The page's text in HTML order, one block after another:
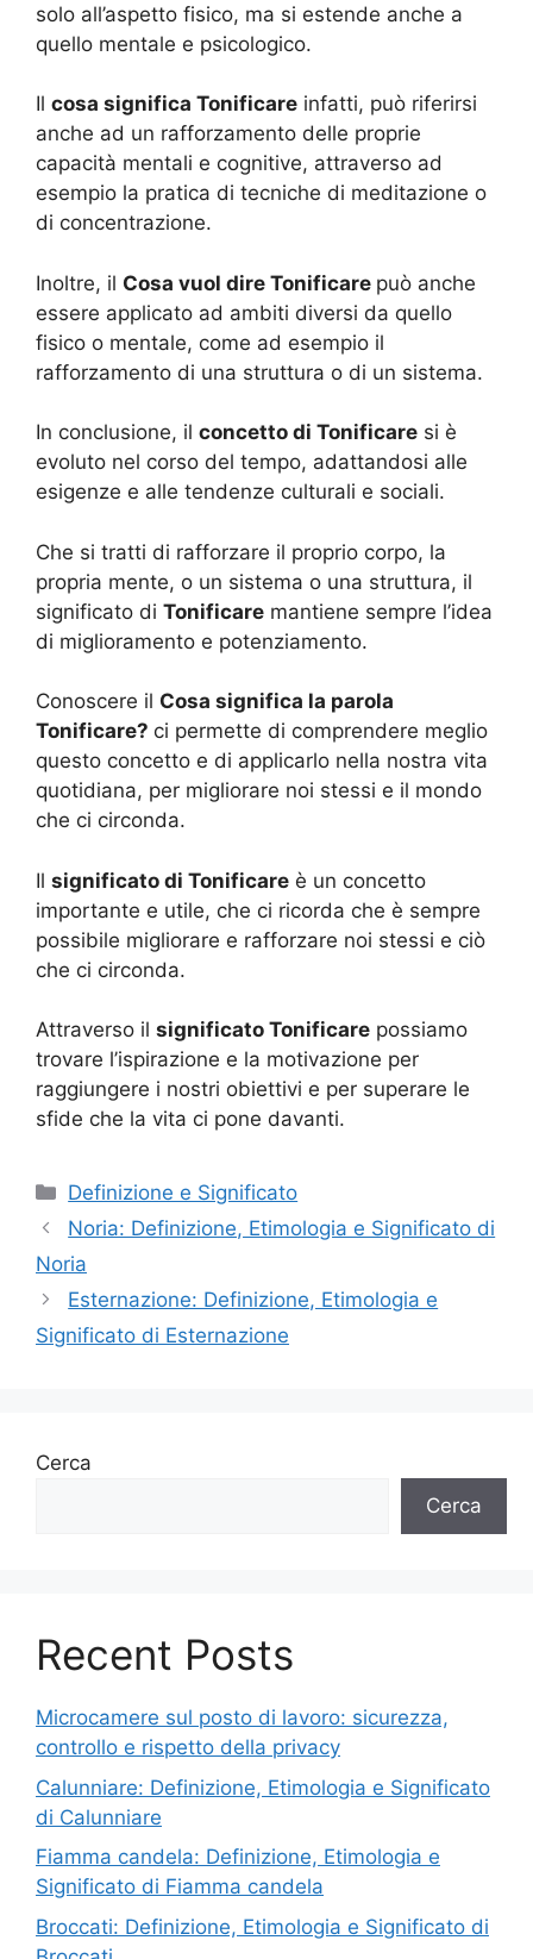
solo all’aspetto fisico, ma si estende anche a
quello mentale e psicologico.
Il cosa significa Tonificare infatti, può riferirsi
anche ad un rafforzamento delle proprie
capacità mentali e cognitive, attraverso ad
esempio la pratica di tecniche di meditazione o
di concentrazione.
Inoltre, il Cosa vuol dire Tonificare può anche
essere applicato ad ambiti diversi da quello
fisico o mentale, come ad esempio il
rafforzamento di una struttura o di un sistema.
In conclusione, il concetto di Tonificare si è
evoluto nel corso del tempo, adattandosi alle
esigenze e alle tendenze culturali e sociali.
Che si tratti di rafforzare il proprio corpo, la
propria mente, o un sistema o una struttura, il
significato di Tonificare mantiene sempre l’idea
di miglioramento e potenziamento.
Conoscere il Cosa significa la parola
Tonificare? ci permette di comprendere meglio
questo concetto e di applicarlo nella nostra vita
quotidiana, per migliorare noi stessi e il mondo
che ci circonda.
Il significato di Tonificare è un concetto
importante e utile, che ci ricorda che è sempre
possibile migliorare e rafforzare noi stessi e ciò
che ci circonda.
Attraverso il significato Tonificare possiamo
trovare l’ispirazione e la motivazione per
raggiungere i nostri obiettivi e per superare le
sfide che la vita ci pone davanti.
Categorie
Definizione e Significato
Noria: Definizione, Etimologia e Significato di
Noria
Esternazione: Definizione, Etimologia e
Significato di Esternazione
Cerca
Cerca
Recent Posts
Microcamere sul posto di lavoro: sicurezza,
controllo e rispetto della privacy
Calunniare: Definizione, Etimologia e Significato
di Calunniare
Fiamma candela: Definizione, Etimologia e
Significato di Fiamma candela
Broccati: Definizione, Etimologia e Significato di